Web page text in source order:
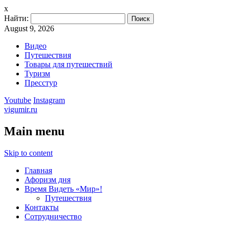
x
Найти:
August 9, 2026
Видео
Путешествия
Товары для путешествий
Туризм
Пресстур
Youtube Instagram
vigumir.ru
Main menu
Skip to content
Главная
Афоризм дня
Время Видеть «Мир»!
Путешествия
Контакты
Сотрудничество